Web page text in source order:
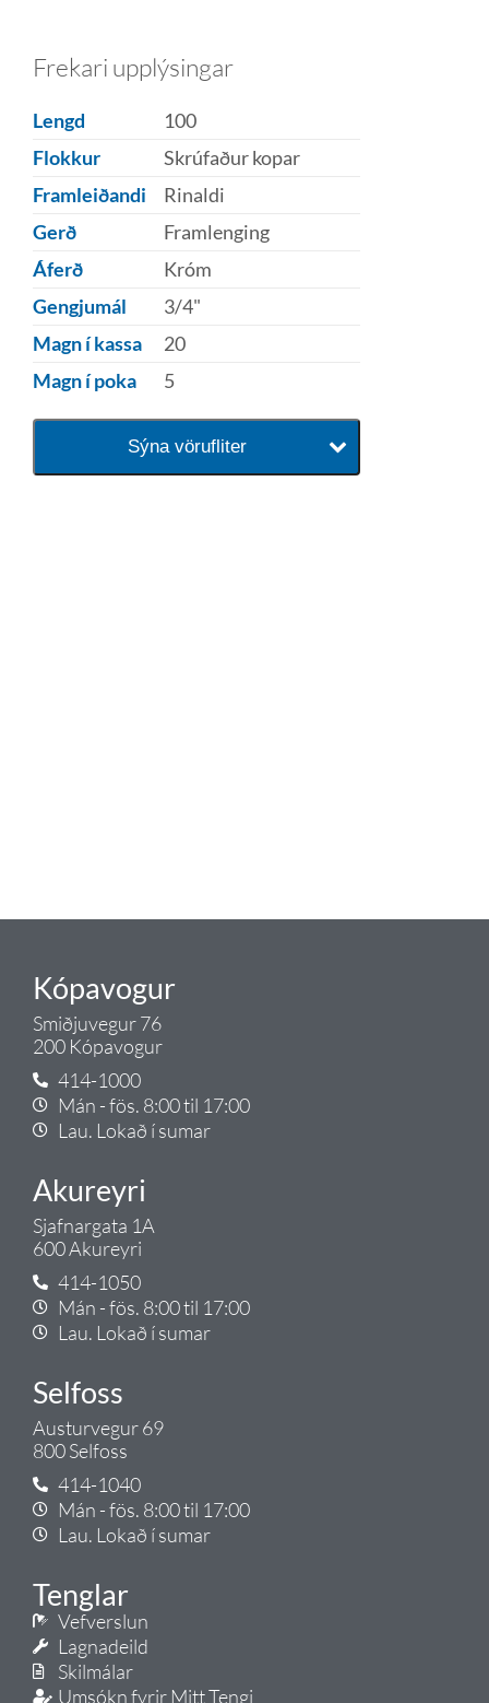
Frekari upplýsingar
Lengd
100
Flokkur
Skrúfaður kopar
Framleiðandi
Rinaldi
Gerð
Framlenging
Áferð
Króm
Gengjumál
3/4"
Magn í kassa
20
Magn í poka
5
Sýna vörufliter
Kópavogur
Smiðjuvegur 76
200 Kópavogur
414-1000
Mán - fös. 8:00 til 17:00
Lau. Lokað í sumar
Akureyri
Sjafnargata 1A
600 Akureyri
414-1050
Mán - fös. 8:00 til 17:00
Lau. Lokað í sumar
Selfoss
Austurvegur 69
800 Selfoss
414-1040
Mán - fös. 8:00 til 17:00
Lau. Lokað í sumar
Tenglar
Vefverslun
Lagnadeild
Skilmálar
Umsókn fyrir Mitt Tengi